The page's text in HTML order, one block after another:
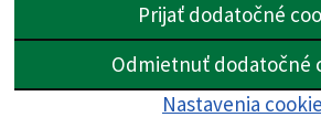
Prijať dodatočné
Odmietnuť dodatočné
Nastavenia